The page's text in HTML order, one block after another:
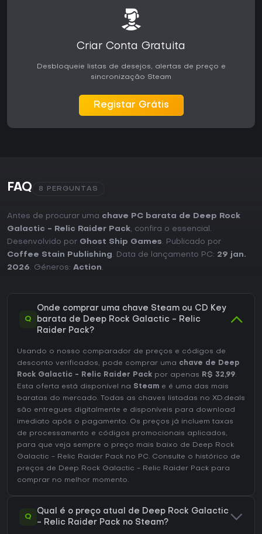
Criar Conta Gratuita
Desbloqueie listas de desejos, alertas de preço e
sincronização Steam
Registar Grátis
FAQ 8 PERGUNTAS
Antes de procurar uma chave PC barata de Deep Rock
Galactic - Relic Raider Pack, confira o essencial.
Desenvolvido por Ghost Ship Games. Publicado por
Coffee Stain Publishing. Data de lançamento PC: 29 jan.
2026. Géneros: Action.
Q
Onde comprar uma chave Steam ou CD Key
barata de Deep Rock Galactic - Relic
Raider Pack?
Usando o nosso comparador de preços e códigos de
desconto verificados, pode comprar uma chave de Deep
Rock Galactic - Relic Raider Pack por apenas R$ 32,99.
Esta oferta está disponível na Steam e é uma das mais
baratas do mercado. Todas as chaves listadas no XD.deals
são entregues digitalmente e disponíveis para download
imediato após o pagamento. Os preços já incluem taxas
de processamento e códigos promocionais aplicados,
para que veja sempre o preço mais baixo de Deep Rock
Galactic - Relic Raider Pack no PC. Consulte o histórico de
preços de Deep Rock Galactic - Relic Raider Pack para
comprar no melhor momento.
Q
Qual é o preço atual de Deep Rock Galactic
- Relic Raider Pack no Steam?